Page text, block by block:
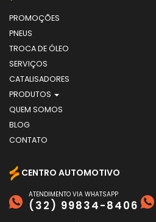
PROMOÇÕES
PNEUS
TROCA DE ÓLEO
SERVIÇOS
CATALISADORES
PRODUTOS
QUEM SOMOS
BLOG
CONTATO
CENTRO AUTOMOTIVO
ATENDIMENTO VIA WHATSAPP
(32) 99834-8406